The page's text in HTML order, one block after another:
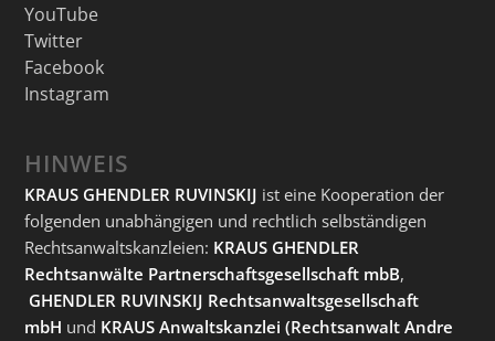
YouTube
Twitter
Facebook
Instagram
HINWEIS
KRAUS GHENDLER RUVINSKIJ ist eine Kooperation der
folgenden unabhängigen und rechtlich selbständigen
Rechtsanwaltskanzleien: KRAUS GHENDLER
Rechtsanwälte Partnerschaftsgesellschaft mbB,
GHENDLER RUVINSKIJ Rechtsanwaltsgesellschaft
mbH und KRAUS Anwaltskanzlei (Rechtsanwalt Andre